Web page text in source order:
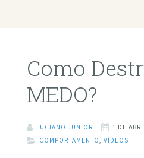
Como
MEDO?
LUCIANO JUNIOR 1 DE
COMPORTAMENTO
VÍDEOS